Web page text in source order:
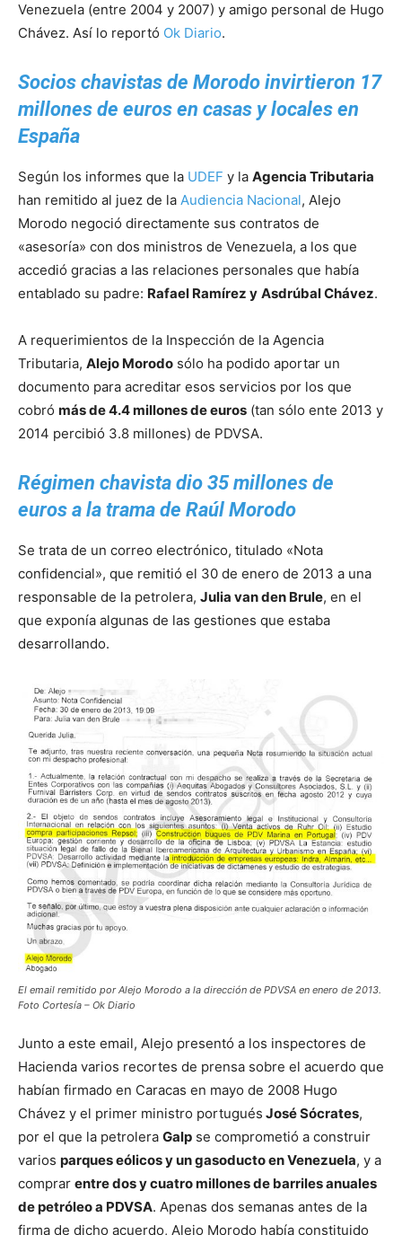
Venezuela (entre 2004 y 2007) y amigo personal de Hugo
Chávez. Así lo reportó Ok Diario.
Socios chavistas de Morodo invirtieron 17
millones de euros en casas y locales en
España
Según los informes que la UDEF y la Agencia Tributaria
han remitido al juez de la Audiencia Nacional, Alejo
Morodo negoció directamente sus contratos de
«asesoría» con dos ministros de Venezuela, a los que
accedió gracias a las relaciones personales que había
entablado su padre: Rafael Ramírez y Asdrúbal Chávez.
A requerimientos de la Inspección de la Agencia
Tributaria, Alejo Morodo sólo ha podido aportar un
documento para acreditar esos servicios por los que
cobró más de 4.4 millones de euros (tan sólo ente 2013 y
2014 percibió 3.8 millones) de PDVSA.
Régimen chavista dio 35 millones de
euros a la trama de Raúl Morodo
Se trata de un correo electrónico, titulado «Nota
confidencial», que remitió el 30 de enero de 2013 a una
responsable de la petrolera, Julia van den Brule, en el
que exponía algunas de las gestiones que estaba
desarrollando.
El email remitido por Alejo Morodo a la dirección de PDVSA en enero de 2013.
Foto Cortesía – Ok Diario
Junto a este email, Alejo presentó a los inspectores de
Hacienda varios recortes de prensa sobre el acuerdo que
habían firmado en Caracas en mayo de 2008 Hugo
Chávez y el primer ministro portugués José Sócrates,
por el que la petrolera Galp se comprometió a construir
varios parques eólicos y un gasoducto en Venezuela, y a
comprar entre dos y cuatro millones de barriles anuales
de petróleo a PDVSA. Apenas dos semanas antes de la
firma de dicho acuerdo, Alejo Morodo había constituido